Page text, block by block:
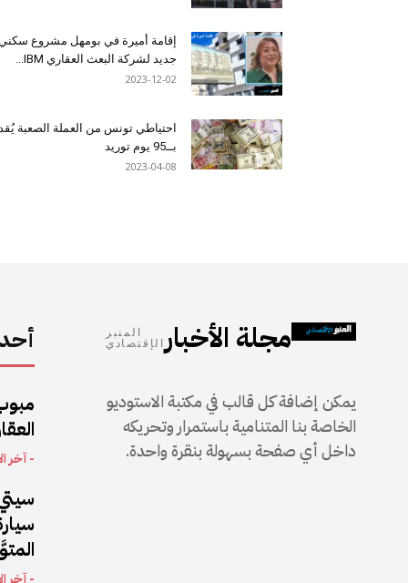
إقامة أميرة في بومهل مشروع
جديد لشركة البعث العقاري IBM...
2023-12-02
احتياطي تونس من العملة الصعبة
بــ95 يوم توريد
2023-04-08
- آخر
- آخر
مجلة الأخبار
المنبر
الإقتصادي
يمكن إضافة كل قالب في مكتبة الاستوديو
الخاصة بنا المتنامية باستمرار وتحريكه
داخل أي صفحة بسهولة بنقرة واحدة.